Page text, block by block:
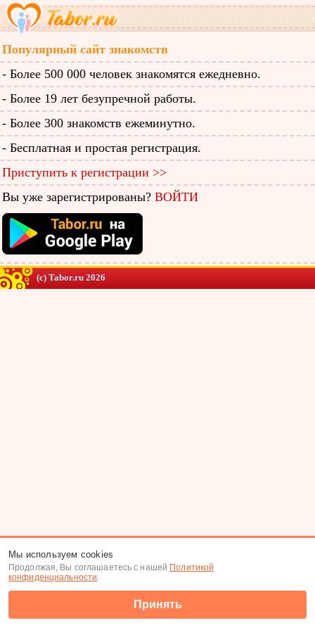
Популярный сайт знакомств
- Более 500 000 человек знакомятся ежедневно.
- Более 19 лет безупречной работы.
- Более 300 знакомств ежеминутно.
- Бесплатная и простая регистрация.
Приступить к регистрации >>
Вы уже зарегистрированы? ВОЙТИ
(c) Tabor.ru 2026
Мы используем cookies
Продолжая, Вы соглашаетесь с нашей Политикой
конфиденциальности.
Принять